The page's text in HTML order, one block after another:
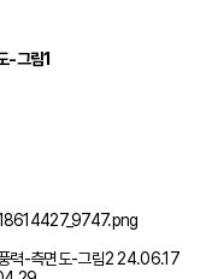
-그림1
력-측면도-그림2 24.06.17